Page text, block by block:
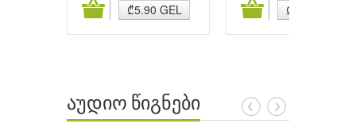
₾5.90 GEL ₾5.90 GEL
კალათაში დამატება კალათაში დამატება
აუდიო წიგნები